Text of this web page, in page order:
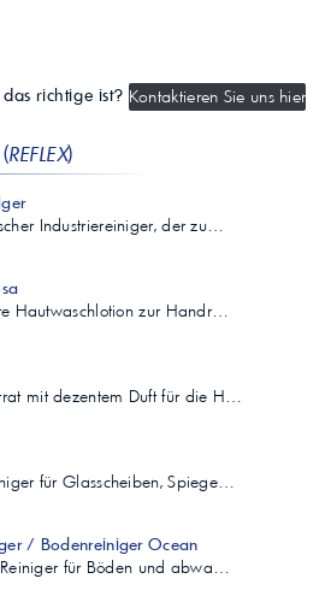
richtige ist? Kontaktieren Sie uns hier
REFLEX)
Industriereiniger, der zu…
Hautwaschlotion zur Handr…
mit dezentem Duft für die H…
für Glasscheiben, Spiege…
/ Bodenreiniger Ocean
Reiniger für Böden und abwa…